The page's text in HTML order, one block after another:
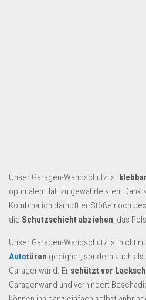
Unser Garagen-Wandschutz ist
optimalen Halt zu gewährleisten.
Kombination dämpft er Stöße noch
die Schutzschicht abziehen, das
Unser Garagen-Wandschutz ist nicht
Autotüren geeignet, sondern auch als
Garagenwand. Er schützt vor
Garagenwand und verhindert